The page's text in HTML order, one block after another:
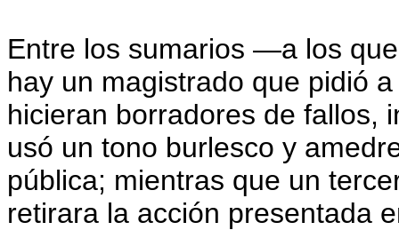
Entre los sumarios —a los
hay un magistrado que pidió
hicieran borradores de fallos,
usó un tono burlesco y
pública; mientras que un
retirara la acción presentada